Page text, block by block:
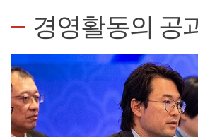
경영활동의 공